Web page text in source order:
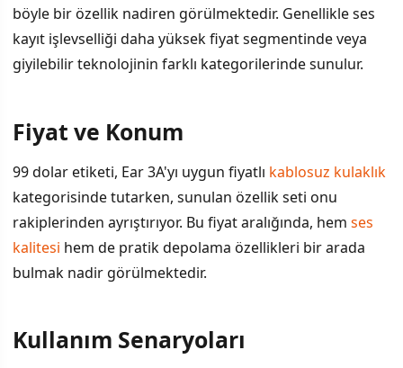
böyle bir özellik nadiren görülmektedir. Genellikle ses
kayıt işlevselliği daha yüksek fiyat segmentinde veya
giyilebilir teknolojinin farklı kategorilerinde sunulur.
Fiyat ve Konum
99 dolar etiketi, Ear 3A'yı uygun fiyatlı kablosuz kulaklık
kategorisinde tutarken, sunulan özellik seti onu
rakiplerinden ayrıştırıyor. Bu fiyat aralığında, hem ses
kalitesi hem de pratik depolama özellikleri bir arada
bulmak nadir görülmektedir.
Kullanım Senaryoları